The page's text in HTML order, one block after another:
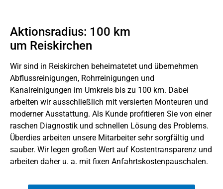
Aktionsradius: 100 km
um Reiskirchen
Wir sind in Reiskirchen beheimatetet und übernehmen
Abflussreinigungen, Rohrreinigungen und
Kanalreinigungen im Umkreis bis zu 100 km. Dabei
arbeiten wir ausschließlich mit versierten Monteuren und
moderner Ausstattung. Als Kunde profitieren Sie von einer
raschen Diagnostik und schnellen Lösung des Problems.
Überdies arbeiten unsere Mitarbeiter sehr sorgfältig und
sauber. Wir legen großen Wert auf Kostentransparenz und
arbeiten daher u. a. mit fixen Anfahrtskostenpauschalen.